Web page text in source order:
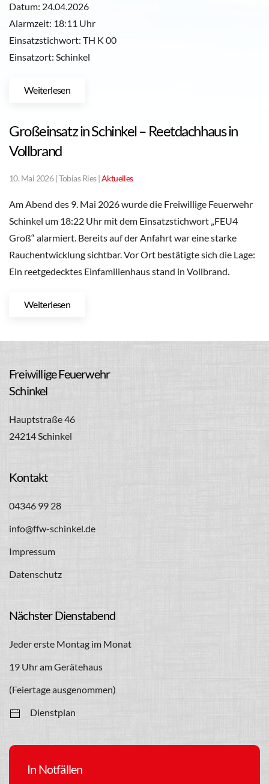
Datum: 24.04.2026
Alarmzeit: 18:11 Uhr
Einsatzstichwort: TH K 00
Einsatzort: Schinkel
Weiterlesen
Großeinsatz in Schinkel – Reetdachhaus in
Vollbrand
10. Mai 2026| Tobias Ries |Aktuelles
Am Abend des 9. Mai 2026 wurde die Freiwillige Feuerwehr
Schinkel um 18:22 Uhr mit dem Einsatzstichwort „FEU4
Groß“ alarmiert. Bereits auf der Anfahrt war eine starke
Rauchentwicklung sichtbar. Vor Ort bestätigte sich die Lage:
Ein reetgedecktes Einfamilienhaus stand in Vollbrand.
Weiterlesen
Freiwillige Feuerwehr
Schinkel
Hauptstraße 46
24214 Schinkel
Kontakt
04346 99 28
info@ffw-schinkel.de
Impressum
Datenschutz
Nächster Dienstabend
Jeder erste Montag im Monat
19 Uhr am Gerätehaus
(Feiertage ausgenommen)
Dienstplan
In Notfällen